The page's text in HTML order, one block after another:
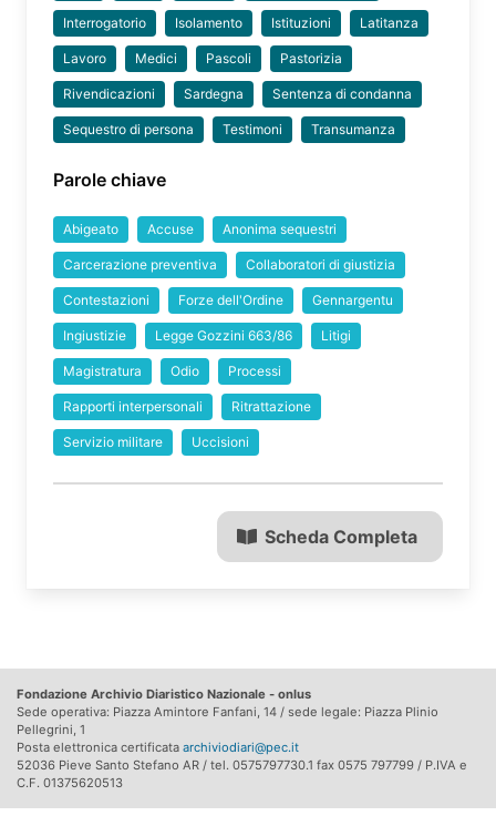
Interrogatorio Isolamento Istituzioni Latitanza
Lavoro Medici Pascoli Pastorizia
Rivendicazioni Sardegna Sentenza di condanna
Sequestro di persona Testimoni Transumanza
Parole chiave
Abigeato Accuse Anonima sequestri
Carcerazione preventiva Collaboratori di giustizia
Contestazioni Forze dell'Ordine Gennargentu
Ingiustizie Legge Gozzini 663/86 Litigi
Magistratura Odio Processi
Rapporti interpersonali Ritrattazione
Servizio militare Uccisioni
Scheda Completa
Fondazione Archivio Diaristico Nazionale - onlus
Sede operativa: Piazza Amintore Fanfani, 14 / sede legale: Piazza Plinio
Pellegrini, 1
Posta elettronica certificata archiviodiari@pec.it
52036 Pieve Santo Stefano AR / tel. 0575797730.1 fax 0575 797799 / P.IVA e
C.F. 01375620513